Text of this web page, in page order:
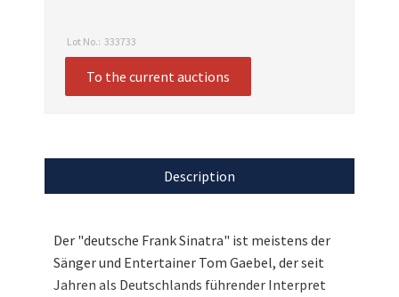
Lot No.: 333733
To the current auctions
Description
Der "deutsche Frank Sinatra" ist meistens der
Sänger und Entertainer Tom Gaebel, der seit
Jahren als Deutschlands führender Interpret